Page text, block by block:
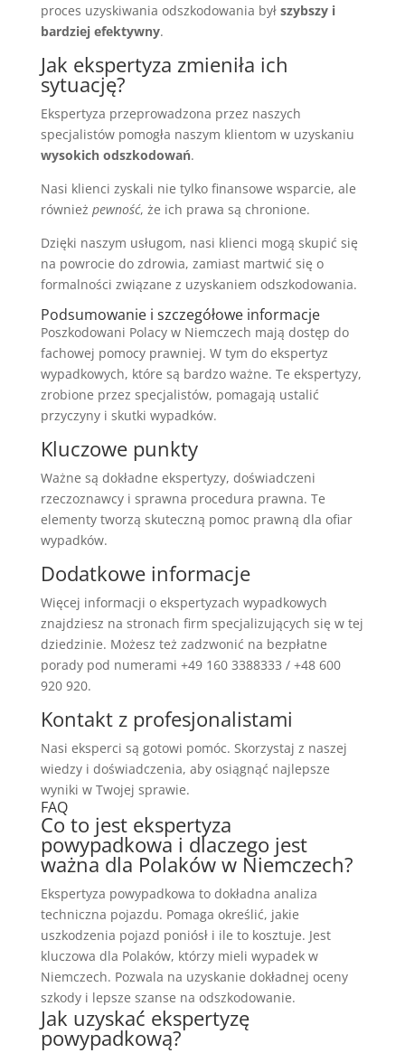
proces uzyskiwania odszkodowania był szybszy i
bardziej efektywny.
Jak ekspertyza zmieniła ich
sytuację?
Ekspertyza przeprowadzona przez naszych
specjalistów pomogła naszym klientom w uzyskaniu
wysokich odszkodowań.
Nasi klienci zyskali nie tylko finansowe wsparcie, ale
również pewność, że ich prawa są chronione.
Dzięki naszym usługom, nasi klienci mogą skupić się
na powrocie do zdrowia, zamiast martwić się o
formalności związane z uzyskaniem odszkodowania.
Podsumowanie i szczegółowe informacje
Poszkodowani Polacy w Niemczech mają dostęp do
fachowej pomocy prawniej. W tym do ekspertyz
wypadkowych, które są bardzo ważne. Te ekspertyzy,
zrobione przez specjalistów, pomagają ustalić
przyczyny i skutki wypadków.
Kluczowe punkty
Ważne są dokładne ekspertyzy, doświadczeni
rzeczoznawcy i sprawna procedura prawna. Te
elementy tworzą skuteczną pomoc prawną dla ofiar
wypadków.
Dodatkowe informacje
Więcej informacji o ekspertyzach wypadkowych
znajdziesz na stronach firm specjalizujących się w tej
dziedzinie. Możesz też zadzwonić na bezpłatne
porady pod numerami +49 160 3388333 / +48 600
920 920.
Kontakt z profesjonalistami
Nasi eksperci są gotowi pomóc. Skorzystaj z naszej
wiedzy i doświadczenia, aby osiągnąć najlepsze
wyniki w Twojej sprawie.
FAQ
Co to jest ekspertyza
powypadkowa i dlaczego jest
ważna dla Polaków w Niemczech?
Ekspertyza powypadkowa to dokładna analiza
techniczna pojazdu. Pomaga określić, jakie
uszkodzenia pojazd poniósł i ile to kosztuje. Jest
kluczowa dla Polaków, którzy mieli wypadek w
Niemczech. Pozwala na uzyskanie dokładnej oceny
szkody i lepsze szanse na odszkodowanie.
Jak uzyskać ekspertyzę
powypadkową?